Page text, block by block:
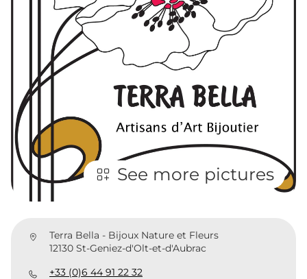
See more pictures
Terra Bella - Bijoux Nature et Fleurs
12130 St-Geniez-d'Olt-et-d'Aubrac
+33 (0)6 44 91 22 32